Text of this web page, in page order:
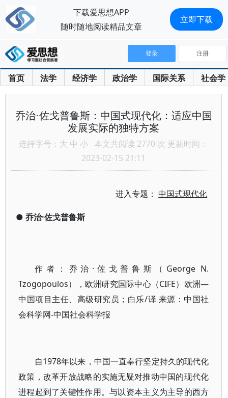
首页 法学 经济学 政治学 国际关系 社会学
登录 注册
乔治·佐戈普鲁斯：中国式现代化：适应中国
发展实际的独特方案
选择字号： 大 中 小 本文共阅读 2770 次 更新时间：
2023-02-15 21:11
进入专题：中国式现代化
● 乔治·佐戈普鲁斯
作者：乔治·佐戈普鲁斯（George N.
Tzogopoulos），欧洲研究国际中心（CIFE）欧洲—
中国项目主任、高级研究员；白乐/译 来源：中国社
会科学网-中国社会科学报
自1978年以来，中国一直奉行坚定持久的现代化
政策，改革开放战略的实施无疑对推动中国的现代化
进程起到了关键性作用。与以资本主义为主导的西方
下载爱思想APP
随时随地阅读精品文章
立即下载